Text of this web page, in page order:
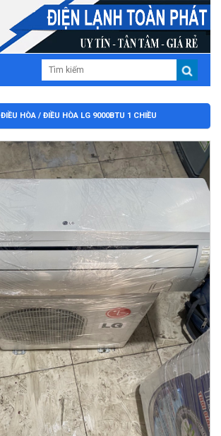
ĐIỀU HÒA / ĐIỀU HÒA LG 9000BTU 1 CHIỀU